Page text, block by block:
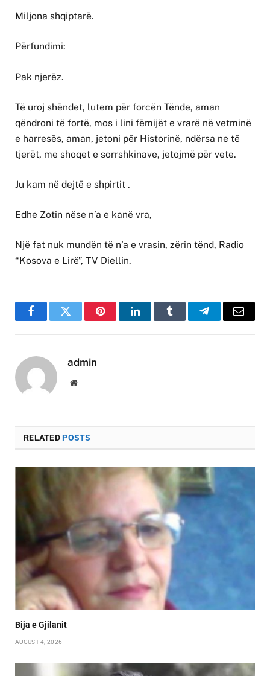
Miljona shqiptarë.
Përfundimi:
Pak njerëz.
Të uroj shëndet, lutem për forcën Tënde, aman
qëndroni të fortë, mos i lini fëmijët e vrarë në vetminë
e harresës, aman, jetoni për Historinë, ndërsa ne të
tjerët, me shoqet e sorrshkinave, jetojmë për vete.
Ju kam në dejtë e shpirtit .
Edhe Zotin nëse n’a e kanë vra,
Një fat nuk mundën të n’a e vrasin, zërin tënd, Radio
“Kosova e Lirë”, TV Diellin.
FacebookTwitter PinterestLinkedInTumblr TelegramEmail
admin
Website
RELATEDPOSTS
Bija e Gjilanit
AUGUST 4, 2026